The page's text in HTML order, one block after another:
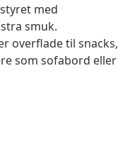
med
smuk.
overflade til snacks,
som sofabord eller